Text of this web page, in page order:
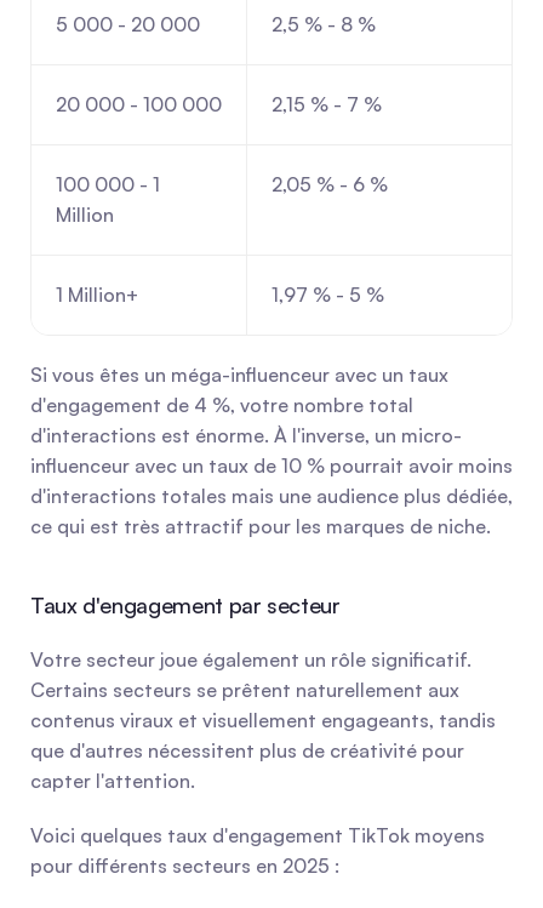
5 000 - 20 000 2,5 % - 8 %
20 000 - 100 000 2,15 % - 7 %
100 000 - 1
Million
2,05 % - 6 %
1 Million+ 1,97 % - 5 %
Si vous êtes un méga-influenceur avec un taux
d'engagement de 4 %, votre nombre total
d'interactions est énorme. À l'inverse, un micro-
influenceur avec un taux de 10 % pourrait avoir moins
d'interactions totales mais une audience plus dédiée,
ce qui est très attractif pour les marques de niche.
Taux d'engagement par secteur
Votre secteur joue également un rôle significatif.
Certains secteurs se prêtent naturellement aux
contenus viraux et visuellement engageants, tandis
que d'autres nécessitent plus de créativité pour
capter l'attention.
Voici quelques taux d'engagement TikTok moyens
pour différents secteurs en 2025 :